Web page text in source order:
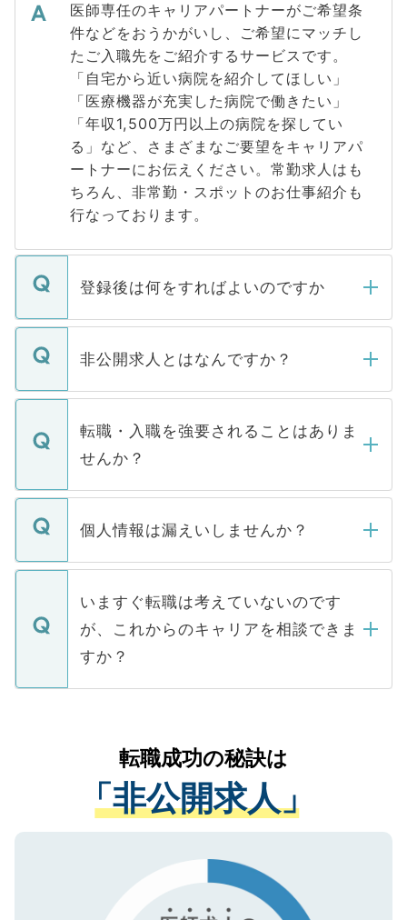
医師専任のキャリアパートナーがご希望条
件などをおうかがいし、ご希望にマッチし
たご入職先をご紹介するサービスです。
「自宅から近い病院を紹介してほしい」
「医療機器が充実した病院で働きたい」
「年収1,500万円以上の病院を探してい
る」など、さまざまなご要望をキャリアパ
ートナーにお伝えください。常勤求人はも
ちろん、非常勤・スポットのお仕事紹介も
行なっております。
登録後は何をすればよいのですか
ご登録いただきましたら、弊社担当者がご
登録内容を確認し、その後メールもしくは
ます。通常、5営業日以内にはご連絡をせて
いただきますので、しばらくお待ちくださ
非公開求人とはなんですか？
マイナビDOCTORで取り扱っている求人の
うち約3割は、Webサイトからご覧いただ
けない「非公開求人」です。非公開求人は
下記の理由によって、一般には公開してい
ません。
■応募殺到を避けるため 人気のある医療機
関を公にしてしまうと、応募が殺到する場
に、医療機関が求める条件に合った人材の
みを人材紹介会社に依頼するケースが増え
ています。
転職・入職を強要されることはありま
せんか？
転職・入職を強要することは一切ありませ
ん。また、仮に応募先から内定をいただい
定を承諾する必要はありません。内定先へ
の辞退の連絡はキャリアパートナーが行い
個人情報は漏えいしませんか？
個人情報が漏えいすることはありませんの
で、ご安心ください。当サイトからの登録
などで収集したご登録者様の個人情報は、
ご本人のキャリアアップおよび転職活動の
支援を目的に使用いたします。お預かりし
ているすべての個人データはご本人の許可
は、個人情報の取り扱いについての厳密な
管理基準を満たした事業者のみに付与され
る、プライバシーマークを取得済みです。
で、機密保持に関してもご安心ください。
いますぐ転職は考えていないのです
が、これからのキャリアを相談できま
すか？
かがいして、現在の医療機関の状況や紹介
経験をまじえながら、適切なアドバイスを
させていただきます。すぐにご転職をされ
ない方には、長期的なサポートが可能です
ので、まずはご登録ください。
転職成功の秘訣は
「非公開求人」